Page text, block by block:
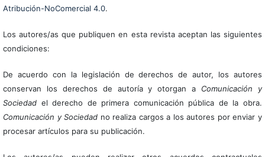
Atribución-NoComercial 4.0.
Los autores/as que publiquen en esta revista aceptan las siguientes
condiciones:
De acuerdo con la legislación de derechos de autor, los autores
conservan los derechos de autoría y otorgan a Comunicación y
Sociedadel derecho de primera comunicación pública de la obra.
Comunicación y Sociedad no realiza cargos a los autores por enviar y
procesar artículos para su publicación.